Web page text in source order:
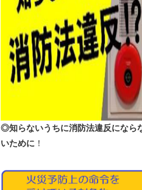
◎知らないうちに消防法違反になら
いために ！